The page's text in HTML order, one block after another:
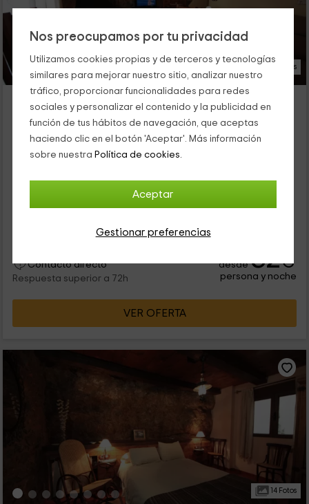
Nos preocupamos por tu privacidad
Utilizamos cookies propias y de terceros y tecnologías
similares para mejorar nuestro sitio, analizar nuestro
tráfico, proporcionar funcionalidades para redes
sociales y personalizar el contenido y la publicidad en
función de tus hábitos de navegación, que aceptas
haciendo clic en el botón 'Aceptar'. Más información
sobre nuestra Política de cookies.
Aceptar
Gestionar preferencias
14 Fotos
Casa Hermanos Gómez- Casa Nueva
Mosqueruela, Teruel
Alquiler íntegro
2 habitaciones
disfrutar de la tranquilidad en la provincia de Teruel, y
concretamente en la zona de Mosqueruela. Se trata de uno
Contacto directo
Respuesta superior a 72h
desde32€
persona y noche
VER OFERTA
14 Fotos